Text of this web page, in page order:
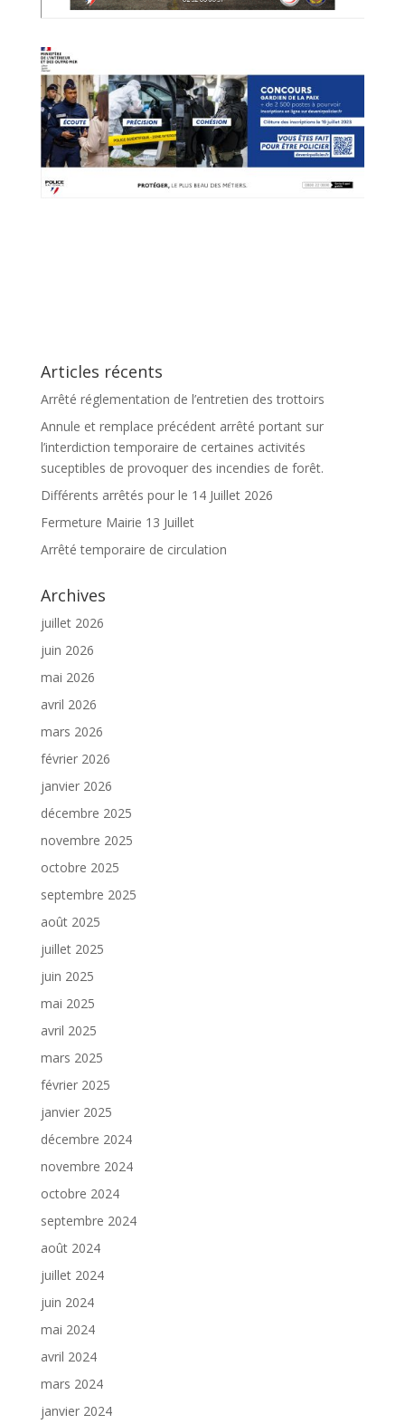
Articles récents
Arrêté réglementation de l’entretien des trottoirs
Annule et remplace précédent arrêté portant sur
l’interdiction temporaire de certaines activités
suceptibles de provoquer des incendies de forêt.
Différents arrêtés pour le 14 Juillet 2026
Fermeture Mairie 13 Juillet
Arrêté temporaire de circulation
Archives
juillet 2026
juin 2026
mai 2026
avril 2026
mars 2026
février 2026
janvier 2026
décembre 2025
novembre 2025
octobre 2025
septembre 2025
août 2025
juillet 2025
juin 2025
mai 2025
avril 2025
mars 2025
février 2025
janvier 2025
décembre 2024
novembre 2024
octobre 2024
septembre 2024
août 2024
juillet 2024
juin 2024
mai 2024
avril 2024
mars 2024
janvier 2024